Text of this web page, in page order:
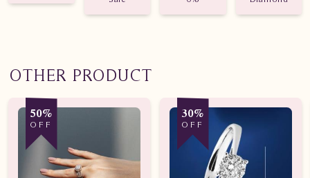
Nilai Karat: 1.317 karat
OTHER PRODUCT
50%
OFF
30%
OFF